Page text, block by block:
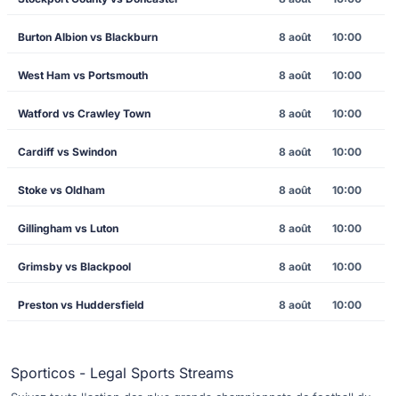
Burton Albion vs Blackburn 8 août 10:00
West Ham vs Portsmouth 8 août 10:00
Watford vs Crawley Town 8 août 10:00
Cardiff vs Swindon 8 août 10:00
Stoke vs Oldham 8 août 10:00
Gillingham vs Luton 8 août 10:00
Grimsby vs Blackpool 8 août 10:00
Preston vs Huddersfield 8 août 10:00
Sporticos - Legal Sports Streams